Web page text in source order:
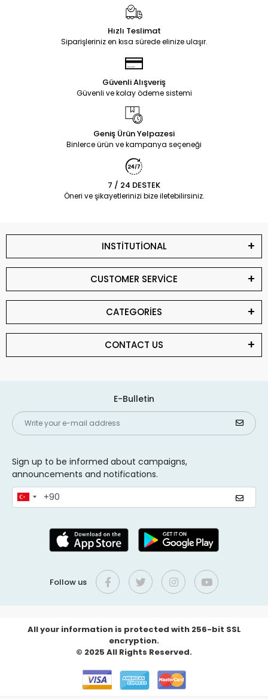
Hızlı Teslimat
Siparişleriniz en kısa sürede elinize ulaşır.
Güvenli Alışveriş
Güvenli ve kolay ödeme sistemi
Geniş Ürün Yelpazesi
Binlerce ürün ve kampanya seçeneği
7 / 24 DESTEK
Öneri ve şikayetlerinizi bize iletebilirsiniz.
INSTİTUTİONAL
CUSTOMER SERVİCE
CATEGORİES
CONTACT US
E-Bulletin
Sign up to be informed about campaigns,
announcements and notifications.
Follow us
All your information is protected with 256-bit SSL
encryption.
© 2025 All Rights Reserved.